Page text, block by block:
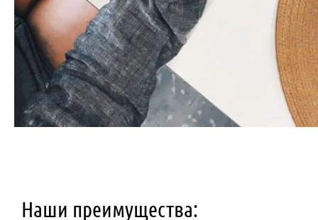
Наши преимущества: